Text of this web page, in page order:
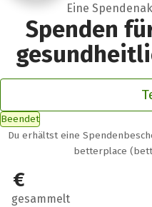
Eine
Spenden
Beendet
Du erhältst eine
betterplace
0 €
gesammelt